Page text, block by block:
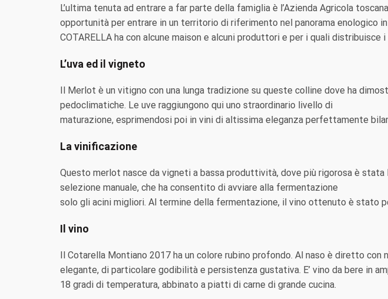
L’ultima tenuta ad entrare a far parte della famiglia è l’Azienda Agricola
opportunità per entrare in un territorio di riferimento nel panorama enologico
COTARELLA ha con alcune maison e alcuni produttori e per i quali distribuisce i
L’uva ed il vigneto
Il Merlot è un vitigno con una lunga tradizione su queste colline dove ha
pedoclimatiche. Le uve raggiungono qui uno straordinario livello di
maturazione, esprimendosi poi in vini di altissima eleganza perfettamente
La vinificazione
Questo merlot nasce da vigneti a bassa produttività, dove più rigorosa è
selezione manuale, che ha consentito di avviare alla fermentazione
solo gli acini migliori. Al termine della fermentazione, il vino ottenuto è stato
Il vino
Il Cotarella Montiano 2017 ha un colore rubino profondo. Al naso è diretto
elegante, di particolare godibilità e persistenza gustativa. E’ vino da bere in
18 gradi di temperatura, abbinato a piatti di carne di grande cucina.